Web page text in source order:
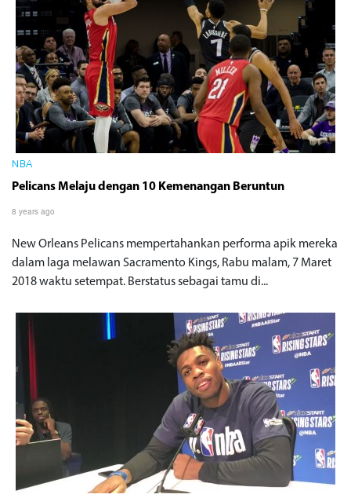
NBA
Pelicans Melaju dengan 10 Kemenangan Beruntun
8 years ago
New Orleans Pelicans mempertahankan performa apik mereka
dalam laga melawan Sacramento Kings, Rabu malam, 7 Maret
2018 waktu setempat. Berstatus sebagai tamu di...